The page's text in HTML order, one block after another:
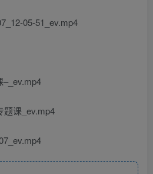
05-51_ev.mp4
–_ev.mp4
题课_ev.mp4